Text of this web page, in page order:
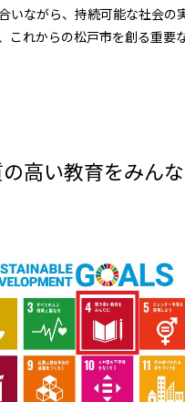
いながら、持続可能な社会の
これからの松戸市を創る重要
高い教育をみん